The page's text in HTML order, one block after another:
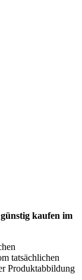
kaufen im
tatsächlichen
Produktabbildung